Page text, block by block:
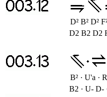
D² B² D²
D2 B2 D2
B² · U'a ·
B2 · U- D-